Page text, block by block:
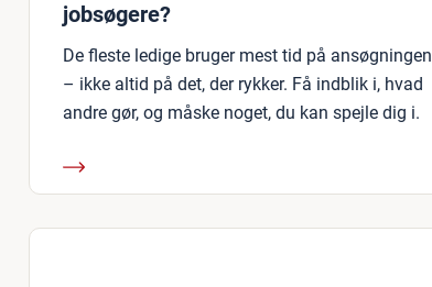
jobsøgere?
De fleste ledige bruger mest tid på ansøgningen
– ikke altid på det, der rykker. Få indblik i, hvad
andre gør, og måske noget, du kan spejle dig i.